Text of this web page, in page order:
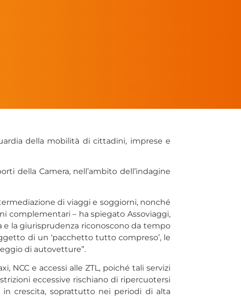
della mobilità di cittadini, imprese e
della Camera, nell’ambito dell’indagine
di viaggi e soggiorni, nonché
complementari – ha spiegato Assoviaggi,
la giurisprudenza riconoscono da tempo
di un ‘pacchetto tutto compreso’, le
di autovetture”.
e accessi alle ZTL, poiché tali servizi
eccessive rischiano di ripercuotersi
crescita, soprattutto nei periodi di alta